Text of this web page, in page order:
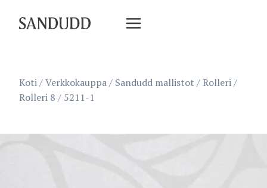
sisältöön
Koti/Verkkokauppa/ Sandudd mallistot /Rolleri/
Rolleri 8 / 5211-1